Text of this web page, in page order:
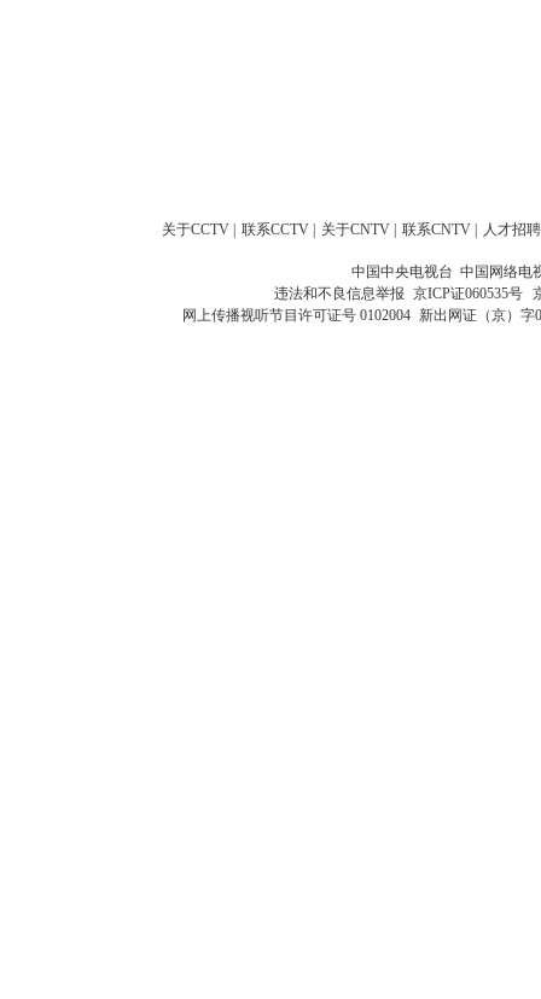
关于CCTV 联系CCTV 关于CNTV 联系CNTV 人才招聘
中国中央电视台 中国网络电
违法和不良信息举报 京ICP证060535号
网上传播视听节目许可证号 0102004 新出网证（京）